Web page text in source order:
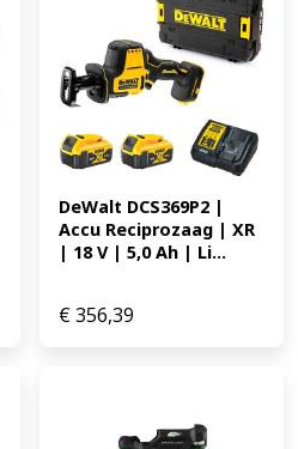
DeWalt DCS369P2 |
Accu Reciprozaag | XR
| 18 V | 5,0 Ah | Li...
€356,39